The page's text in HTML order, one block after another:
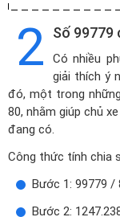
2 Số 99779
Có nhiều
giải thích ý
đó, một trong
80, nhằm giúp chủ
đang có.
Công thức tính chia
Bước 1: 99779 /
Bước 2: